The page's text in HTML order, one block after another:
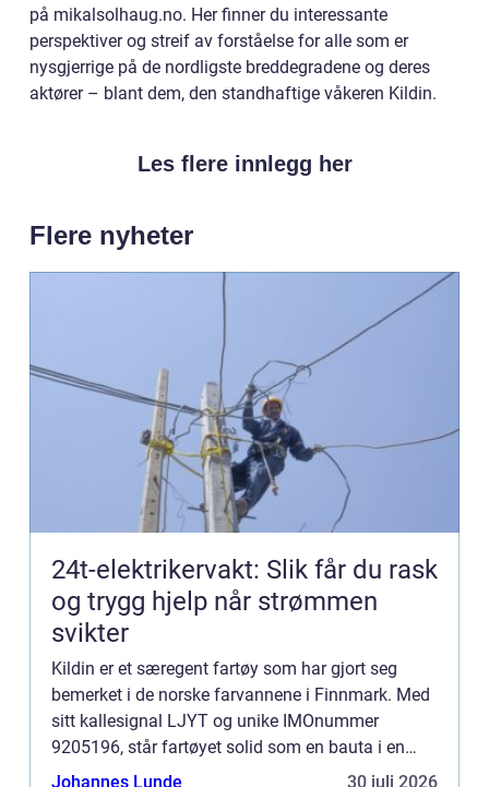
på mikalsolhaug.no. Her finner du interessante
perspektiver og streif av forståelse for alle som er
nysgjerrige på de nordligste breddegradene og deres
aktører – blant dem, den standhaftige våkeren Kildin.
Les flere innlegg her
Flere nyheter
24t-elektrikervakt: Slik får du rask
og trygg hjelp når strømmen
svikter
Kildin er et særegent fartøy som har gjort seg
bemerket i de norske farvannene i Finnmark. Med
sitt kallesignal LJYT og unike IMOnummer
9205196, står fartøyet solid som en bauta i en
region hvor sjømatnæringen b...
Johannes Lunde 30 juli 2026